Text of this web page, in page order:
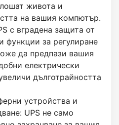
живота и
на вашия компютър.
с вградена защита от
функции за регулиране
да предпази вашия
електрически
дълготрайността
устройства и
UPS не само